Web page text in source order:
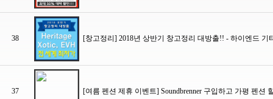
38 [창고정리] 2018년 상반기 창고정리 대방출!! - 하이엔드
37 [여름 펜션 제휴 이벤트] Soundbrenner 구입하고 가평 펜션